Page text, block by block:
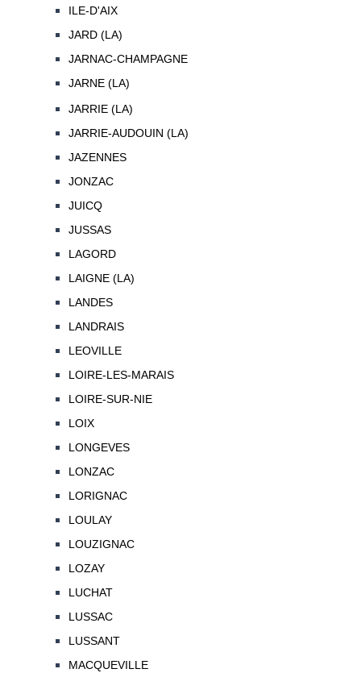
ILE-D'AIX
JARD (LA)
JARNAC-CHAMPAGNE
JARNE (LA)
JARRIE (LA)
JARRIE-AUDOUIN (LA)
JAZENNES
JONZAC
JUICQ
JUSSAS
LAGORD
LAIGNE (LA)
LANDES
LANDRAIS
LEOVILLE
LOIRE-LES-MARAIS
LOIRE-SUR-NIE
LOIX
LONGEVES
LONZAC
LORIGNAC
LOULAY
LOUZIGNAC
LOZAY
LUCHAT
LUSSAC
LUSSANT
MACQUEVILLE